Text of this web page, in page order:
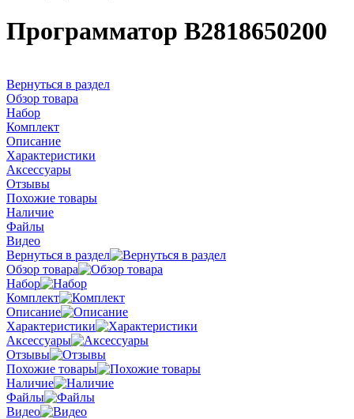
Программатор B2818650200
Вернуться в раздел
Обзор товара
Набор
Комплект
Описание
Характеристики
Аксессуары
Отзывы
Похожие товары
Наличие
Файлы
Видео
Вернуться в раздел
Обзор товара
Набор
Комплект
Описание
Характеристики
Аксессуары
Отзывы
Похожие товары
Наличие
Файлы
Видео